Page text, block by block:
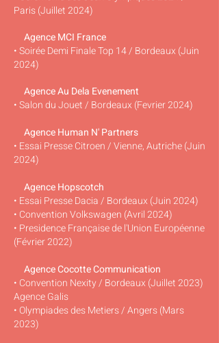
Paris (Juillet 2024)
Agence MCI France
• Soirée Demi Finale Top 14 / Bordeaux (Juin
2024)
Agence Au Dela Evenement
• Salon du Jouet / Bordeaux (Fevrier 2024)
Agence Human N' Partners
• Essai Presse Citroen / Vienne, Autriche (Juin
2024)
Agence Hopscotch
• Essai Presse Dacia / Bordeaux (Juin 2024)
• Convention Volkswagen (Avril 2024)
• Presidence Française de l'Union Européenne
(Février 2022)
Agence Cocotte Communication
• Convention Nexity / Bordeaux (Juillet 2023)
Agence Galis
• Olympiades des Metiers / Angers (Mars
2023)